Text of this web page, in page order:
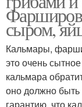
сыром,
Кальмары,
это очень
кальмара
оно должно быть